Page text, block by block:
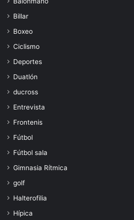
Billar
Boxeo
Ciclismo
Deportes
Duatlón
ducross
Entrevista
Frontenis
Fútbol
Fútbol sala
Gimnasia Rítmica
golf
Halterofilia
Hípica